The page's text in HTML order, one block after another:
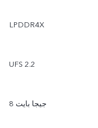
LPDDR4X
UFS 2.2
8 جيجا بايت